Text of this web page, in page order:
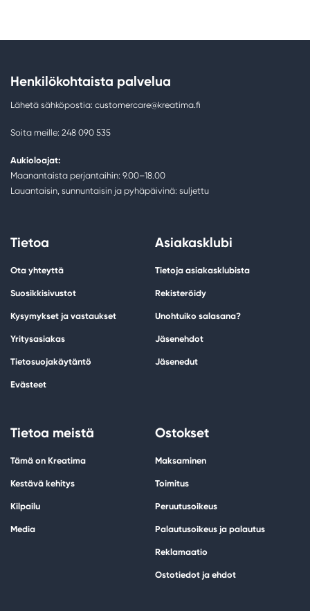
Henkilökohtaista palvelua
Lähetä sähköpostia: customercare@kreatima.fi
Soita meille: 248 090 535
Aukioloajat:
Maanantaista perjantaihin: 9.00–18.00
Lauantaisin, sunnuntaisin ja pyhäpäivinä: suljettu
Tietoa
Ota yhteyttä
Suosikkisivustot
Kysymykset ja vastaukset
Yritysasiakas
Tietosuojakäytäntö
Evästeet
Asiakasklubi
Tietoja asiakasklubista
Rekisteröidy
Unohtuiko salasana?
Jäsenehdot
Jäsenedut
Tietoa meistä
Tämä on Kreatima
Kestävä kehitys
Kilpailu
Media
Ostokset
Maksaminen
Toimitus
Peruutusoikeus
Palautusoikeus ja palautus
Reklamaatio
Ostotiedot ja ehdot